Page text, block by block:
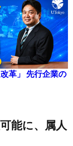
革」 先行企業の